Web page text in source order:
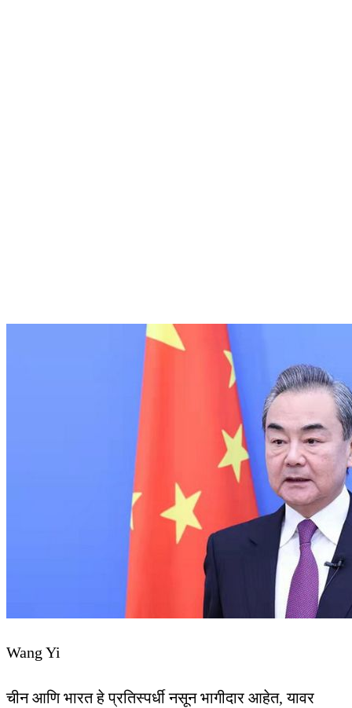
Wang Yi
चीन आणि भारत हे प्रतिस्पर्धी नसून भागीदार आहेत, यावर